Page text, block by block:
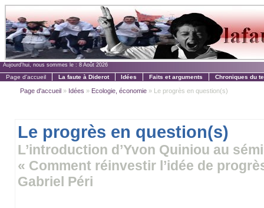
Aujourd'hui, nous sommes le : 8 Août 2026
Page d'accueil La faute à Diderot Idées Faits et arguments Chroniques du
Page d'accueil » Idées » Ecologie, économie » Le progrès en question(s)
Le progrès en question(s)
L’introduction d’Yvon Quiniou au
« Comment réinvestir l’idée de
Gabriel Péri